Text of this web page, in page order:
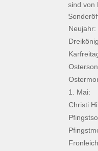
sind von
Neujahr:
1. Mai:
Christi